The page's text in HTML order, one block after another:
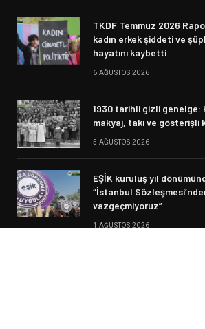
TKDF Temmuz 2026
kadın erkek şiddeti ve
hayatını kaybetti
6 AĞUSTOS 2026
1930 tarihli gizli genelge:
makyaj, takı ve gösterişli
5 AĞUSTOS 2026
EŞİK kuruluş yıl
“İstanbul
vazgeçmiyoruz”
1 AĞUSTOS 2026